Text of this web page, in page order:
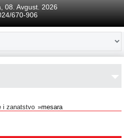
08. Avgust. 2026
670-906
i zanatstvo mesara